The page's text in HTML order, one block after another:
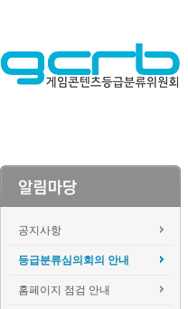
공지사항
등급분류심의회의 안내
홈페이지 점검 안내